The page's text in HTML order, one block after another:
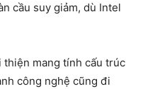
cầu suy giảm, dù Intel
thiện mang tính cấu trúc
công nghệ cũng đi